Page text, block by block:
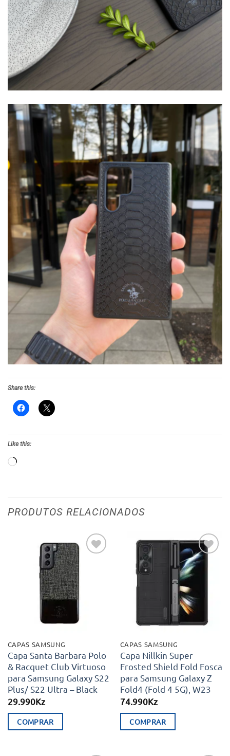
Share this:
Like this:
Loading…
PRODUTOS RELACIONADOS
Adicionar
aos meus
desejos
CAPAS SAMSUNG
Capa Santa Barbara Polo
& Racquet Club Virtuoso
para Samsung Galaxy S22
Plus/ S22 Ultra – Black
29.990Kz
COMPRAR
Adicionar
aos meus
CAPAS SAMSUNG
Capa Nillkin Super
Frosted Shield Fold Fosca
para Samsung Galaxy Z
Fold4 (Fold 4 5G), W23
74.990Kz
COMPRAR